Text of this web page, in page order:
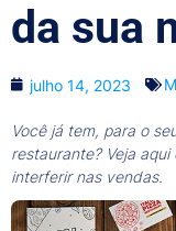
da sua
julho 14, 2023
Você já tem, para o
restaurante? Veja
interferir nas vendas.